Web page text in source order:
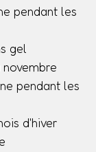
pendant les
gel
pendant les
d'hiver